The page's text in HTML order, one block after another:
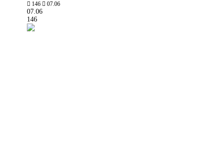
146 07.06
07.06
146